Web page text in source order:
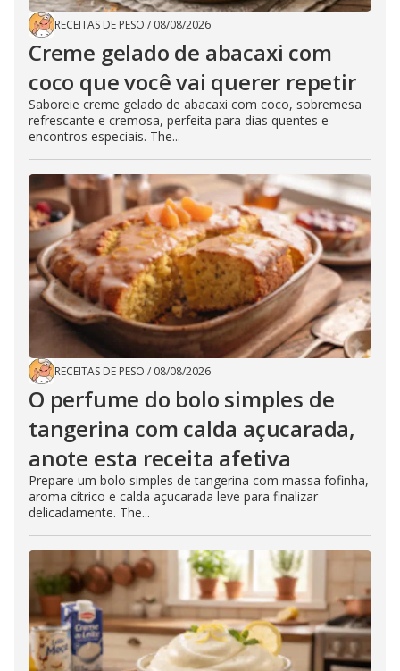
RECEITAS DE PESO / 08/08/2026
Creme gelado de abacaxi com
coco que você vai querer repetir
Saboreie creme gelado de abacaxi com coco, sobremesa
refrescante e cremosa, perfeita para dias quentes e
encontros especiais. The...
RECEITAS DE PESO / 08/08/2026
O perfume do bolo simples de
tangerina com calda açucarada,
anote esta receita afetiva
Prepare um bolo simples de tangerina com massa fofinha,
aroma cítrico e calda açucarada leve para finalizar
delicadamente. The...